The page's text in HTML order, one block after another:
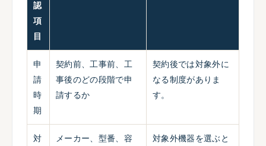
認
項
目
申
請
時
期
契約前、工事前、工
事後のどの段階で申
請するか
契約後では対象外に
なる制度がありま
す。
対
メーカー、型番、容
対象外機器を選ぶと